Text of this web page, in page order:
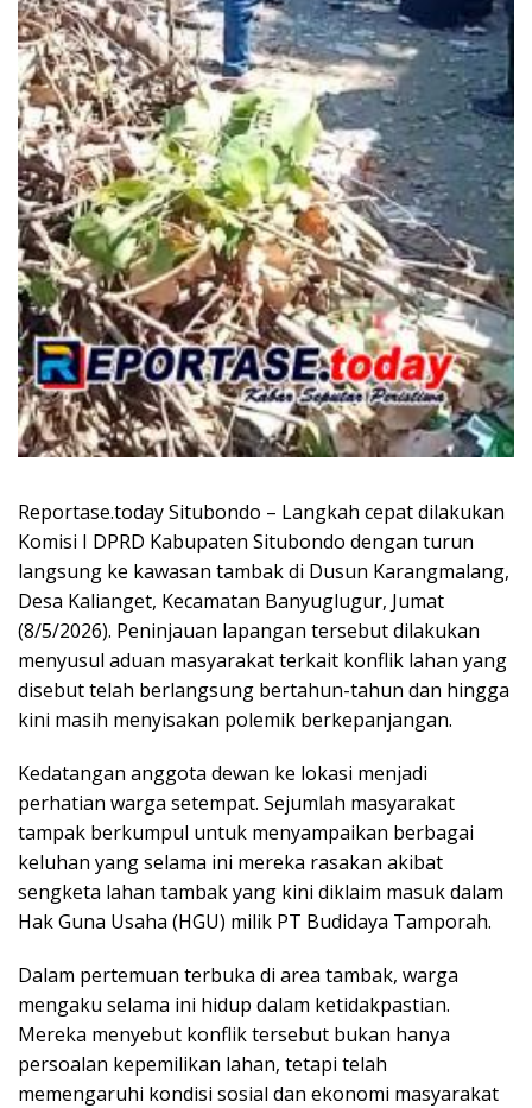
Reportase.today Situbondo – Langkah cepat dilakukan
Komisi I DPRD Kabupaten Situbondo dengan turun
langsung ke kawasan tambak di Dusun Karangmalang,
Desa Kalianget, Kecamatan Banyuglugur, Jumat
(8/5/2026). Peninjauan lapangan tersebut dilakukan
menyusul aduan masyarakat terkait konflik lahan yang
disebut telah berlangsung bertahun-tahun dan hingga
kini masih menyisakan polemik berkepanjangan.
Kedatangan anggota dewan ke lokasi menjadi
perhatian warga setempat. Sejumlah masyarakat
tampak berkumpul untuk menyampaikan berbagai
keluhan yang selama ini mereka rasakan akibat
sengketa lahan tambak yang kini diklaim masuk dalam
Hak Guna Usaha (HGU) milik PT Budidaya Tamporah.
Dalam pertemuan terbuka di area tambak, warga
mengaku selama ini hidup dalam ketidakpastian.
Mereka menyebut konflik tersebut bukan hanya
persoalan kepemilikan lahan, tetapi telah
memengaruhi kondisi sosial dan ekonomi masyarakat